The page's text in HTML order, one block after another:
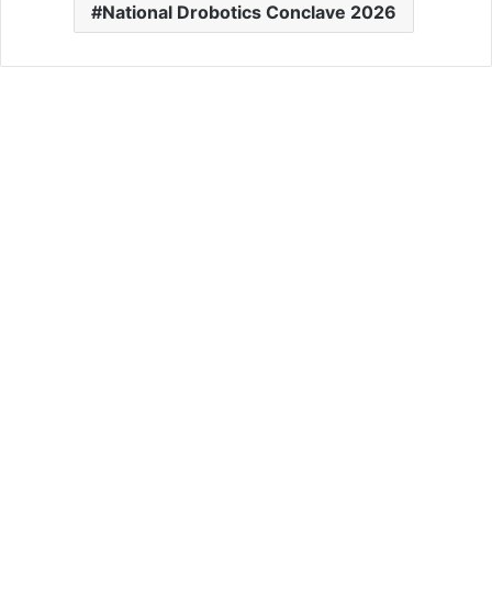
National Drobotics Conclave 2026